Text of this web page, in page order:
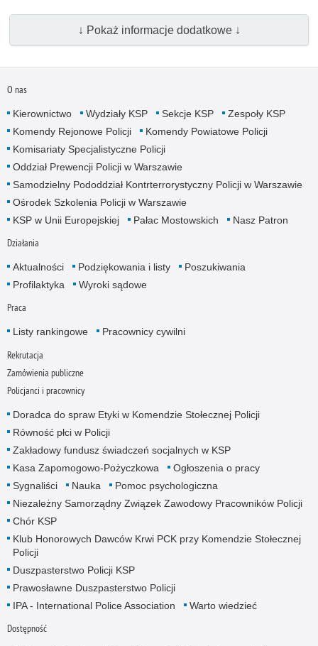
↓ Pokaż informacje dodatkowe ↓
O nas
Kierownictwo Wydziały KSP Sekcje KSP
Zespoły KSP
Komendy Rejonowe Policji
Komendy Powiatowe Policji
Komisariaty Specjalistyczne Policji
Oddział Prewencji Policji w Warszawie
Samodzielny Pododdział Kontrterrorystyczny Policji w Warszawie
Ośrodek Szkolenia Policji w Warszawie
KSP w Unii Europejskiej
Pałac Mostowskich Nasz Patron
Działania
Aktualności Podziękowania i listy
Poszukiwania
Profilaktyka
Wyroki sądowe
Praca
Listy rankingowe Pracownicy cywilni
Rekrutacja
Zamówienia publiczne
Policjanci i pracownicy
Doradca do spraw Etyki w Komendzie Stołecznej Policji
Równość płci w Policji
Zakładowy fundusz świadczeń socjalnych w KSP
Kasa Zapomogowo-Pożyczkowa
Ogłoszenia o pracy
Sygnaliści
Nauka
Pomoc psychologiczna
Niezależny Samorządny Związek Zawodowy Pracowników Policji
Chór KSP
Klub Honorowych Dawców Krwi PCK przy Komendzie Stołecznej
Policji
Duszpasterstwo Policji KSP
Prawosławne Duszpasterstwo Policji
IPA - International Police Association
Warto wiedzieć
Dostępność